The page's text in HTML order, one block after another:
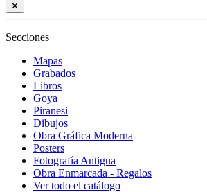
✕
Secciones
Mapas
Grabados
Libros
Goya
Piranesi
Dibujos
Obra Gráfica Moderna
Posters
Fotografía Antigua
Obra Enmarcada - Regalos
Ver todo el catálogo